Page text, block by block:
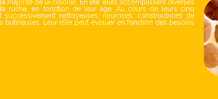
majorité de la colonie. En été, elles accomplissent diverses
ruche, en fonction de leur âge. Au cours de leurs cinq
nettoyeuses, nourrices, constructrices de
butineuses. Leur rôle peut évoluer en fonction des besoins